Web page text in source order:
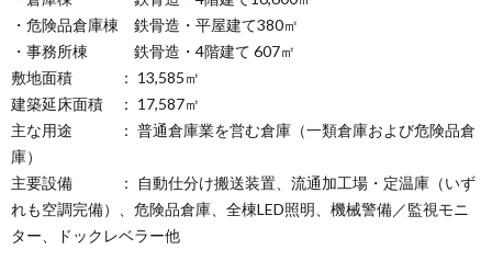
・危険品倉庫棟 鉄骨造・平屋建て380㎡
・事務所棟 鉄骨造・4階建て 607㎡
敷地面積 ： 13,585㎡
建築延床面積 ： 17,587㎡
主な用途 ： 普通倉庫業を営む倉庫（一類倉庫および危険品倉
庫）
主要設備 ： 自動仕分け搬送装置、流通加工場・定温庫（いず
れも空調完備）、危険品倉庫、全棟LED照明、機械警備／監視モニ
ター、ドックレベラー他